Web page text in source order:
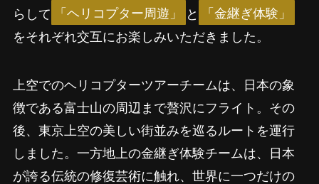
らして
「ヘリコプター周遊」 と
「金継ぎ体験」
をそれぞれ交互にお楽しみいただきました。
上空でのヘリコプターツアーチームは、日本の象
徴である富士山の周辺まで贅沢にフライト。その
後、東京上空の美しい街並みを巡るルートを運行
しました。一方地上の金継ぎ体験チームは、日本
が誇る伝統の修復芸術に触れ、世界に一つだけの